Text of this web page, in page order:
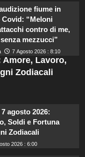
fiume in
“Meloni
contro di me,
mezzucci”
7 Agosto 2026 : 8:10
Amore, Lavoro,
Zodiacali
agosto 2026:
Soldi e Fortuna
Zodiacali
2026 : 6:00